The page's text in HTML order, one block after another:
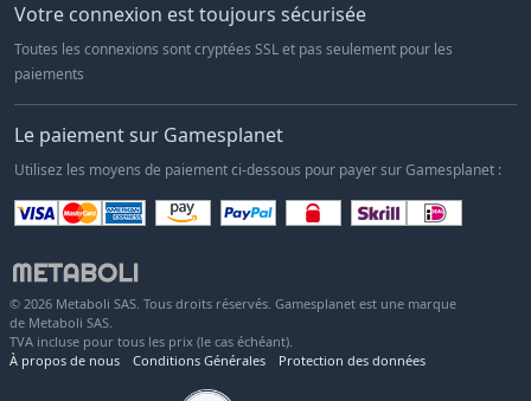
Votre connexion est toujours sécurisée
Toutes les connexions sont cryptées SSL et pas seulement pour les
paiements
Le paiement sur Gamesplanet
Utilisez les moyens de paiement ci-dessous pour payer sur Gamesplanet :
© 2026 Metaboli SAS. Tous droits réservés. Gamesplanet est une marque
de Metaboli SAS.
TVA incluse pour tous les prix (le cas échéant).
À propos de nous
Conditions Générales Protection des données